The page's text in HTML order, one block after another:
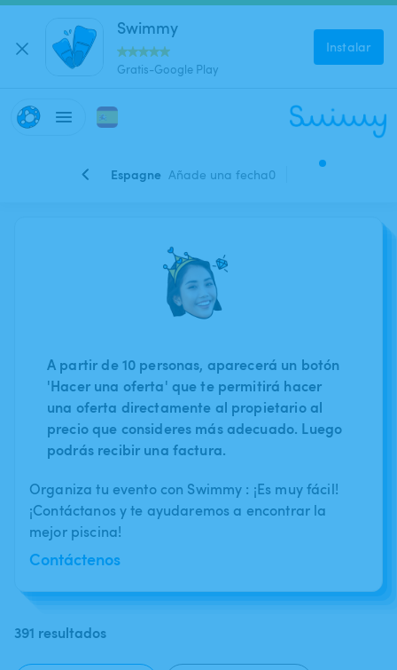
Swimmy
Gratis-Google Play
Instalar
Espagne Añade una fecha0
A partir de 10 personas, aparecerá un botón
'Hacer una oferta' que te permitirá hacer
una oferta directamente al propietario al
precio que consideres más adecuado. Luego
podrás recibir una factura.
Organiza tu evento con Swimmy : ¡Es muy fácil!
¡Contáctanos y te ayudaremos a encontrar la
mejor piscina!
Contáctenos
391 resultados